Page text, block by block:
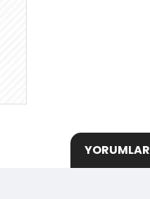
YORUMLAR